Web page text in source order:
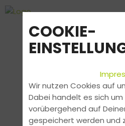
COOKIE-
Wir nutzen Cookies auf
Dabei handelt es sich
vorübergehend auf
gespeichert werden und